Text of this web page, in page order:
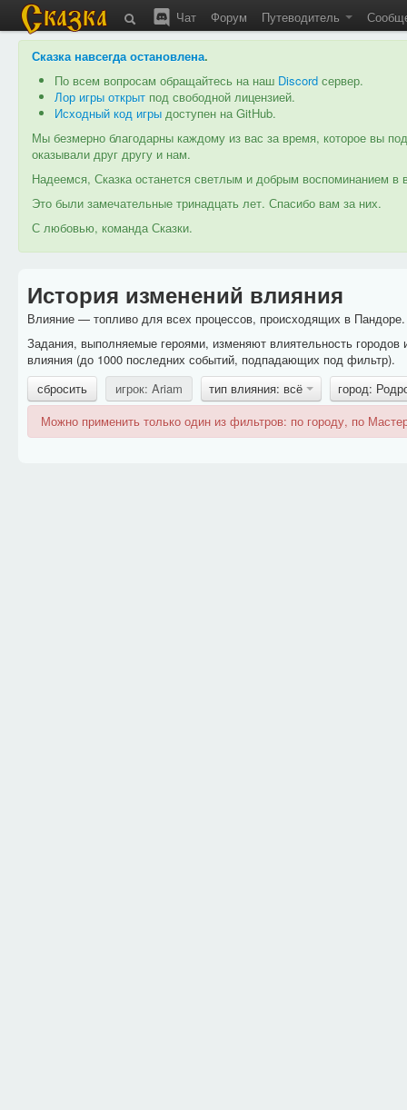
Чат Форум Путеводитель
Сказка навсегда остановлена.
По всем вопросам обращайтесь на наш Discord сервер.
Лор игры открыт под свободной лицензией.
Исходный код игры доступен на GitHub.
Мы безмерно благодарны каждому из вас за время, которое вы
оказывали друг другу и нам.
Надеемся, Сказка останется светлым и добрым воспоминанием
Это были замечательные тринадцать лет. Спасибо вам за них.
С любовью, команда Сказки.
История изменений влияния
Влияние — топливо для всех процессов, происходящих в
Задания, выполняемые героями, изменяют влиятельность
влияния (до 1000 последних событий, подпадающих под фильтр).
сбросить
игрок: Ariam тип влияния: всё
город:
Можно применить только один из фильтров: по городу, по